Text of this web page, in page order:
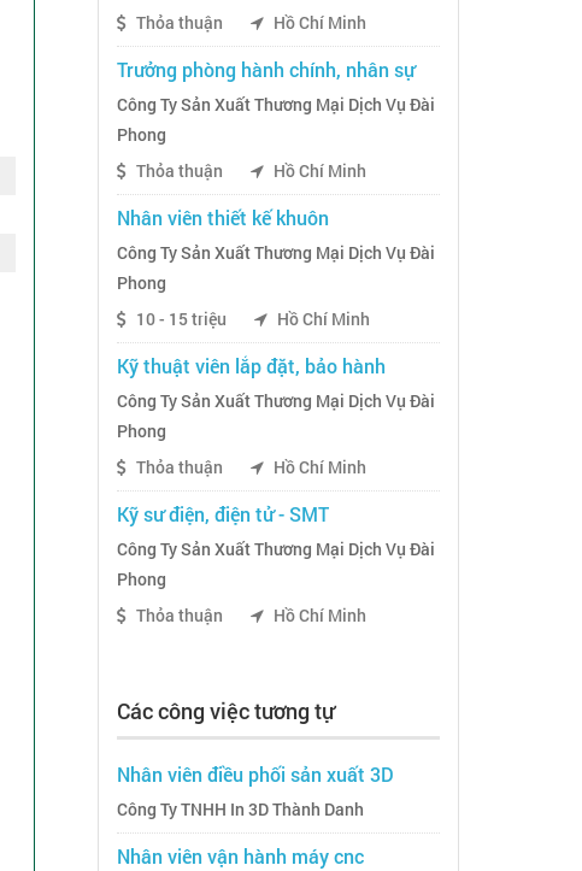
Thỏa thuận
Hồ Chí Minh
Trưởng phòng hành chính, nhân sự
Công Ty Sản Xuất Thương Mại Dịch Vụ Đài
Phong
Thỏa thuận
Hồ Chí Minh
Nhân viên thiết kế khuôn
Công Ty Sản Xuất Thương Mại Dịch Vụ Đài
Phong
10 - 15 triệu
Hồ Chí Minh
Kỹ thuật viên lắp đặt, bảo hành
Công Ty Sản Xuất Thương Mại Dịch Vụ Đài
Phong
Thỏa thuận
Hồ Chí Minh
Kỹ sư điện, điện tử - SMT
Công Ty Sản Xuất Thương Mại Dịch Vụ Đài
Phong
Thỏa thuận
Hồ Chí Minh
Các công việc tương tự
Nhân viên điều phối sản xuất 3D
Công Ty TNHH In 3D Thành Danh
Nhân viên vận hành máy cnc